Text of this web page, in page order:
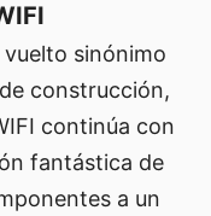
vuelto sinónimo
construcción,
continúa con
fantástica de
a un